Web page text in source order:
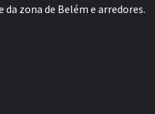
da zona de Belém e arredores.